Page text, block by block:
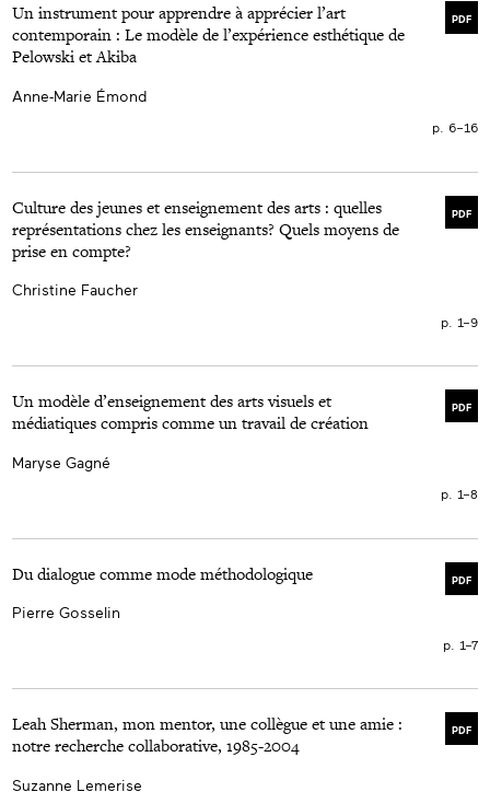
PDF
Un instrument pour apprendre à apprécier l’art
contemporain : Le modèle de l’expérience esthétique de
Pelowski et Akiba
Anne-Marie Émond
p. 6–16
PDF
Culture des jeunes et enseignement des arts : quelles
représentations chez les enseignants? Quels moyens de
prise en compte?
Christine Faucher
p. 1–9
PDF
Un modèle d’enseignement des arts visuels et
médiatiques compris comme un travail de création
Maryse Gagné
p. 1–8
PDF
Du dialogue comme mode méthodologique
Pierre Gosselin
p. 1–7
PDF
Leah Sherman, mon mentor, une collègue et une amie :
notre recherche collaborative, 1985-2004
Suzanne Lemerise